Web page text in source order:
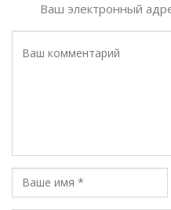
Ваш электронный